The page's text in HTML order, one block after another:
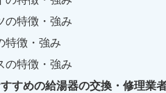
の特徴・強み
特徴・強み
の特徴・強み
すめの給湯器の交換・修理業